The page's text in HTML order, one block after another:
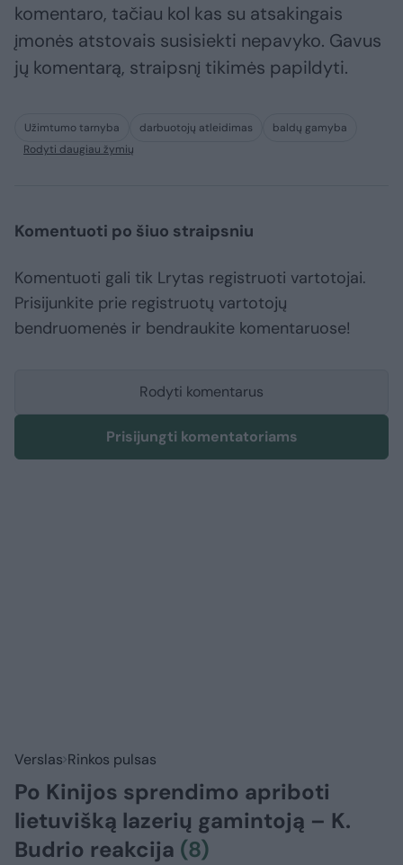
komentaro, tačiau kol kas su atsakingais
įmonės atstovais susisiekti nepavyko. Gavus
jų komentarą, straipsnį tikimės papildyti.
Užimtumo tarnyba darbuotojų atleidimas
baldų gamyba
Rodyti daugiau žymių
Komentuoti po šiuo straipsniu
Komentuoti gali tik Lrytas registruoti vartotojai.
Prisijunkite prie registruotų vartotojų
bendruomenės ir bendraukite komentaruose!
Rodyti komentarus
Prisijungti komentatoriams
Verslas Rinkos pulsas
Po Kinijos sprendimo apriboti
lietuvišką lazerių gamintoją – K.
Budrio reakcija (8)